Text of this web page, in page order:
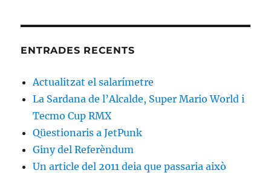
ENTRADES RECENTS
Actualitzat el salarímetre
La Sardana de l’Alcalde, Super Mario World i
Tecmo Cup RMX
Qüestionaris a JetPunk
Giny del Referèndum
Un article del 2011 deia que passaria això